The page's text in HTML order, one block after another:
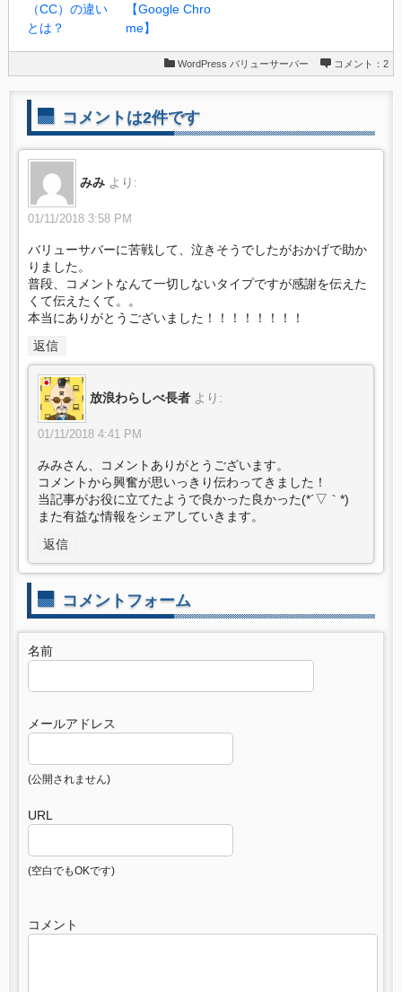
（CC）の違い
とは？
【Google Chro
me】
WordPress バリューサーバー コメント：2
コメントは2件です
みみ より:
01/11/2018 3:58 PM
バリューサバーに苦戦して、泣きそうでしたがおかげで助か
りました。
普段、コメントなんて一切しないタイプですが感謝を伝えた
くて伝えたくて。。
本当にありがとうございました！！！！！！！！
返信
放浪わらしべ長者 より:
01/11/2018 4:41 PM
みみさん、コメントありがとうございます。
コメントから興奮が思いっきり伝わってきました！
当記事がお役に立てたようで良かった良かった(*´▽｀*)
また有益な情報をシェアしていきます。
返信
コメントフォーム
名前
メールアドレス
(公開されません)
URL
(空白でもOKです)
コメント